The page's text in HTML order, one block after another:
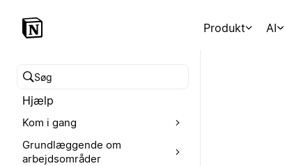
Produkt AI
Søg i hjælpecenteret
Hjælp
Kom i gang
Grundlæggende om
arbejdsområder